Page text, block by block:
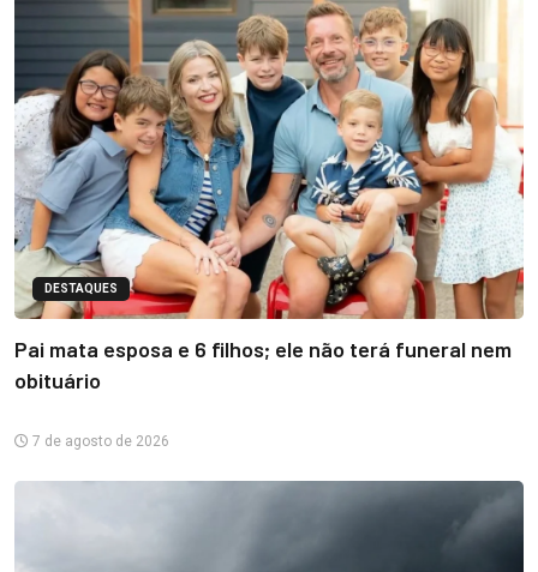
DESTAQUES
Pai mata esposa e 6 filhos; ele não terá funeral nem
obituário
7 de agosto de 2026